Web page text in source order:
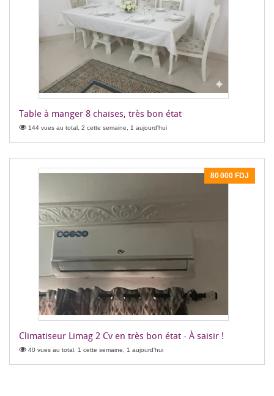
Table à manger 8 chaises, très bon état
144 vues au total, 2 cette semaine, 1 aujourd'hui
80 000 FDJ
Climatiseur Limag 2 Cv en très bon état - À saisir !
40 vues au total, 1 cette semaine, 1 aujourd'hui